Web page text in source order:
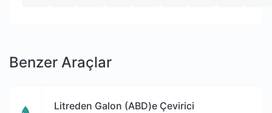
Benzer Araçlar
Litreden Galon (ABD)e Çevirici